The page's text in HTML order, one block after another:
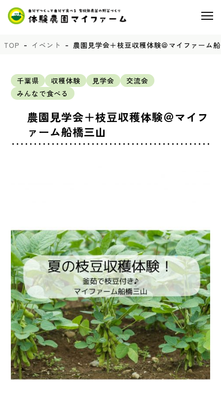
TOP イベント 農園見学会＋枝豆収穫体験＠マイファーム
千葉県 収穫体験 見学会
交流会
みんなで食べる
農園見学会＋枝豆収穫体験＠マイフ
ァーム船橋三山